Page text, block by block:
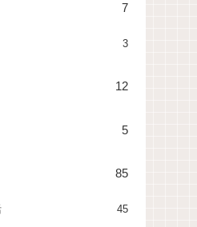
7
3
12
5
85
45